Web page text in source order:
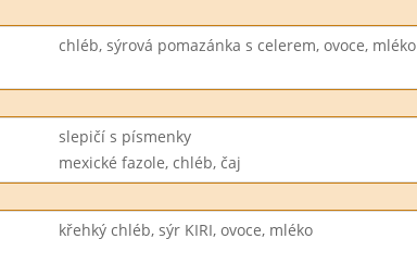
chléb, sýrová pomazánka s celerem, ovoce, mléko
slepičí s písmenky
mexické fazole, chléb, čaj
křehký chléb, sýr KIRI, ovoce, mléko